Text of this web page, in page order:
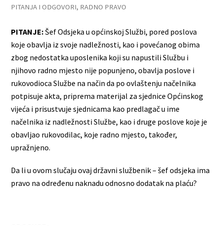
PITANJA I ODGOVORI, RADNO PRAVO
PITANJE:Šef Odsjeka u općinskoj Službi, pored poslova
koje obavlja iz svoje nadležnosti, kao i povećanog obima
zbog nedostatka uposlenika koji su napustili Službu i
njihovo radno mjesto nije popunjeno, obavlja poslove i
rukovodioca Službe na način da po ovlaštenju načelnika
potpisuje akta, priprema materijal za sjednice Općinskog
vijeća i prisustvuje sjednicama kao predlagač u ime
načelnika iz nadležnosti Službe, kao i druge poslove koje je
obavljao rukovodilac, koje radno mjesto, također,
upražnjeno.
Da li u ovom slučaju ovaj državni službenik – šef odsjeka ima
pravo na određenu naknadu odnosno dodatak na plaću?